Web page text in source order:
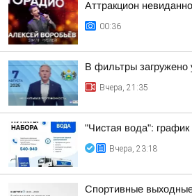
Аттракцион
00:36
В фильтры
Вчера, 21:35
"Чистая вода":
Вчера, 23:18
Спортивные